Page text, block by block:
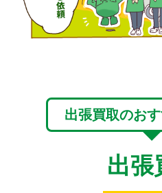
出張買取のお
出張